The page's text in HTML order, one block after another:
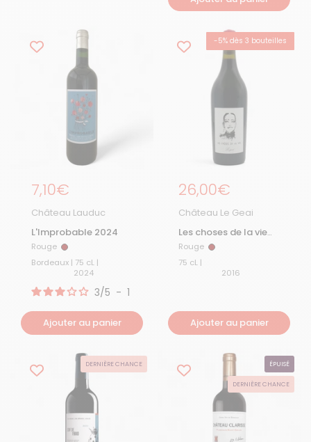
Prix régulier
7,10€
Château Lauduc
L'Improbable 2024
Rouge Rouge
Bordeaux | 75 cL |
2024
3/5 - 1
Ajouter au panier
-5% dès 3 bouteilles
Prix régulier
26,00€
Château Le Geai
Les choses de la vie
2016
Rouge Rouge
75 cL |
2016
Ajouter au panier
DERNIÈRE CHANCE ÉPUISÉ
DERNIÈRE CHANCE